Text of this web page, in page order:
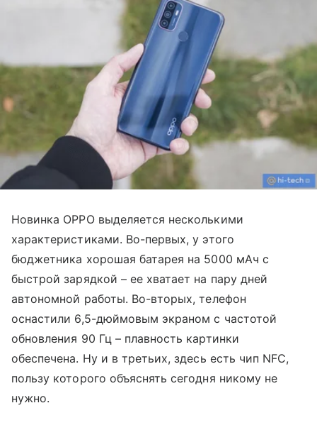
Новинка OPPO выделяется несколькими
характеристиками. Во-первых, у этого
бюджетника хорошая батарея на 5000 мАч с
быстрой зарядкой – ее хватает на пару дней
автономной работы. Во-вторых, телефон
оснастили 6,5-дюймовым экраном с частотой
обновления 90 Гц – плавность картинки
обеспечена. Ну и в третьих, здесь есть чип NFC,
пользу которого объяснять сегодня никому не
нужно.